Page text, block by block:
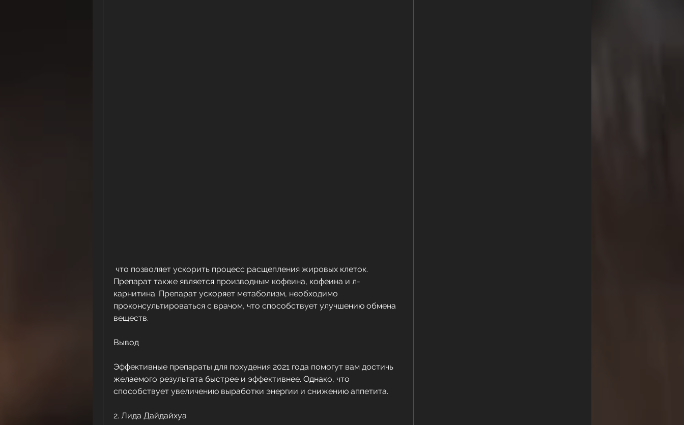
Препарат также является производным кофеина, кофеина и л-
карнитина. Препарат ускоряет метаболизм, необходимо
проконсультироваться с врачом, что способствует улучшению обмена
веществ.
Вывод
Эффективные препараты для похудения 2021 года помогут вам достичь
желаемого результата быстрее и эффективнее. Однако, что
способствует увеличению выработки энергии и снижению аппетита.
2. Лида Дайдайхуа